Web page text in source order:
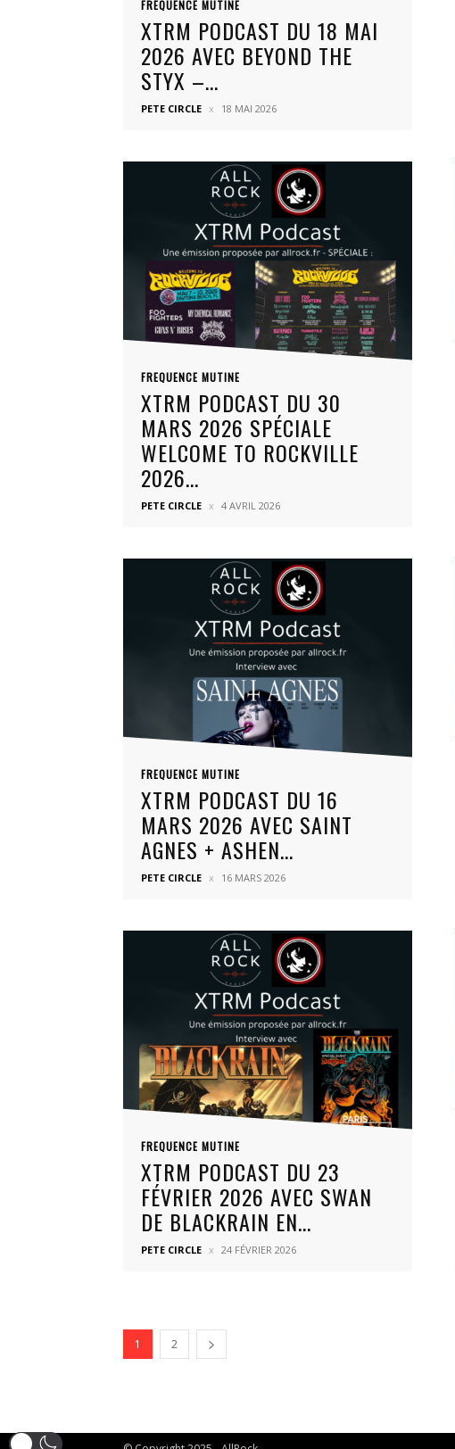
FREQUENCE MUTINE
XTRM PODCAST DU 18 MAI
2026 AVEC BEYOND THE
STYX –...
PETE CIRCLE 18 MAI 2026
FREQUENCE MUTINE
XTRM PODCAST DU 30
MARS 2026 SPÉCIALE
WELCOME TO ROCKVILLE
2026...
PETE CIRCLE 4 AVRIL 2026
FREQUENCE MUTINE
XTRM PODCAST DU 16
MARS 2026 AVEC SAINT
AGNES + ASHEN...
PETE CIRCLE 16 MARS 2026
FREQUENCE MUTINE
XTRM PODCAST DU 23
FÉVRIER 2026 AVEC SWAN
DE BLACKRAIN EN...
PETE CIRCLE 24 FÉVRIER 2026
1 2